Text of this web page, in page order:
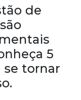
de
5
se tornar